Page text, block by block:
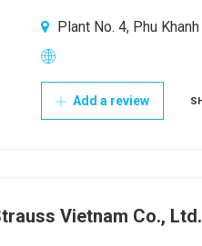
Plant No. 4, Phu
Add a review
Vietnam Co., Ltd.